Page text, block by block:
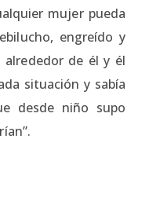
mujer pueda
engreído y
de él y él
situación y sabía
desde niño supo